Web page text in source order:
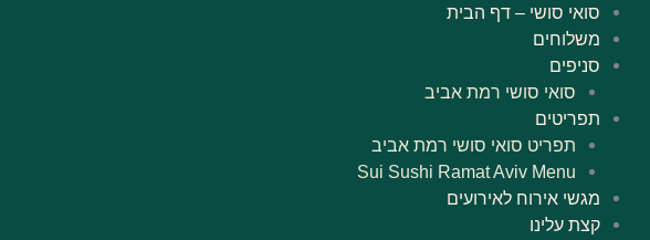
דילוג
לתוכן
סואי סושי – דף הבית
משלוחים
סניפים
סואי סושי רמת אביב
תפריטים
תפריט סואי סושי רמת אביב
Sui Sushi Ramat Aviv Menu
מגשי אירוח לאירועים
קצת עלינו